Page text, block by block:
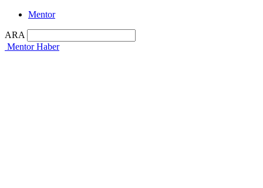
Mentor
ARA
Mentor Haber